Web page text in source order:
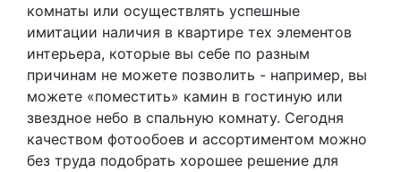
комнаты или осуществлять успешные
имитации наличия в квартире тех элементов
интерьера, которые вы себе по разным
причинам не можете позволить - например, вы
можете «поместить» камин в гостиную или
звездное небо в спальную комнату. Сегодня
качеством фотообоев и ассортиментом можно
без труда подобрать хорошее решение для